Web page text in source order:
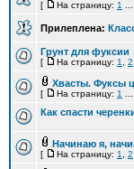
[ На страницу: 1
Прилеплена:
Грунт для фуксии
[ На страницу: 1 2
Хвасты. Фуксы
[ На страницу: 1
Как спасти
Начинаю я,
[ На страницу: 1 2